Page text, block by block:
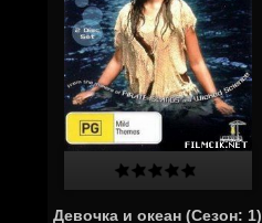
Девочка и океан (Сезон: 1)